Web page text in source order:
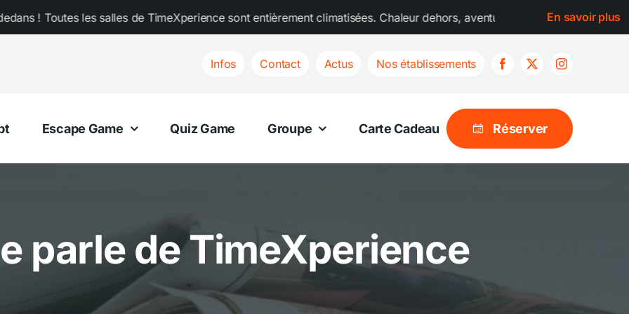
de TimeXperience sont entièrement climatisées. Chaleur dehors, aventure au frais dedans ! Toutes les salles de
En savoir plus
Infos Contact Actus Nos établissements
Escape Game Quiz Game Groupe Carte Cadeau Réserver
parle de TimeXperience